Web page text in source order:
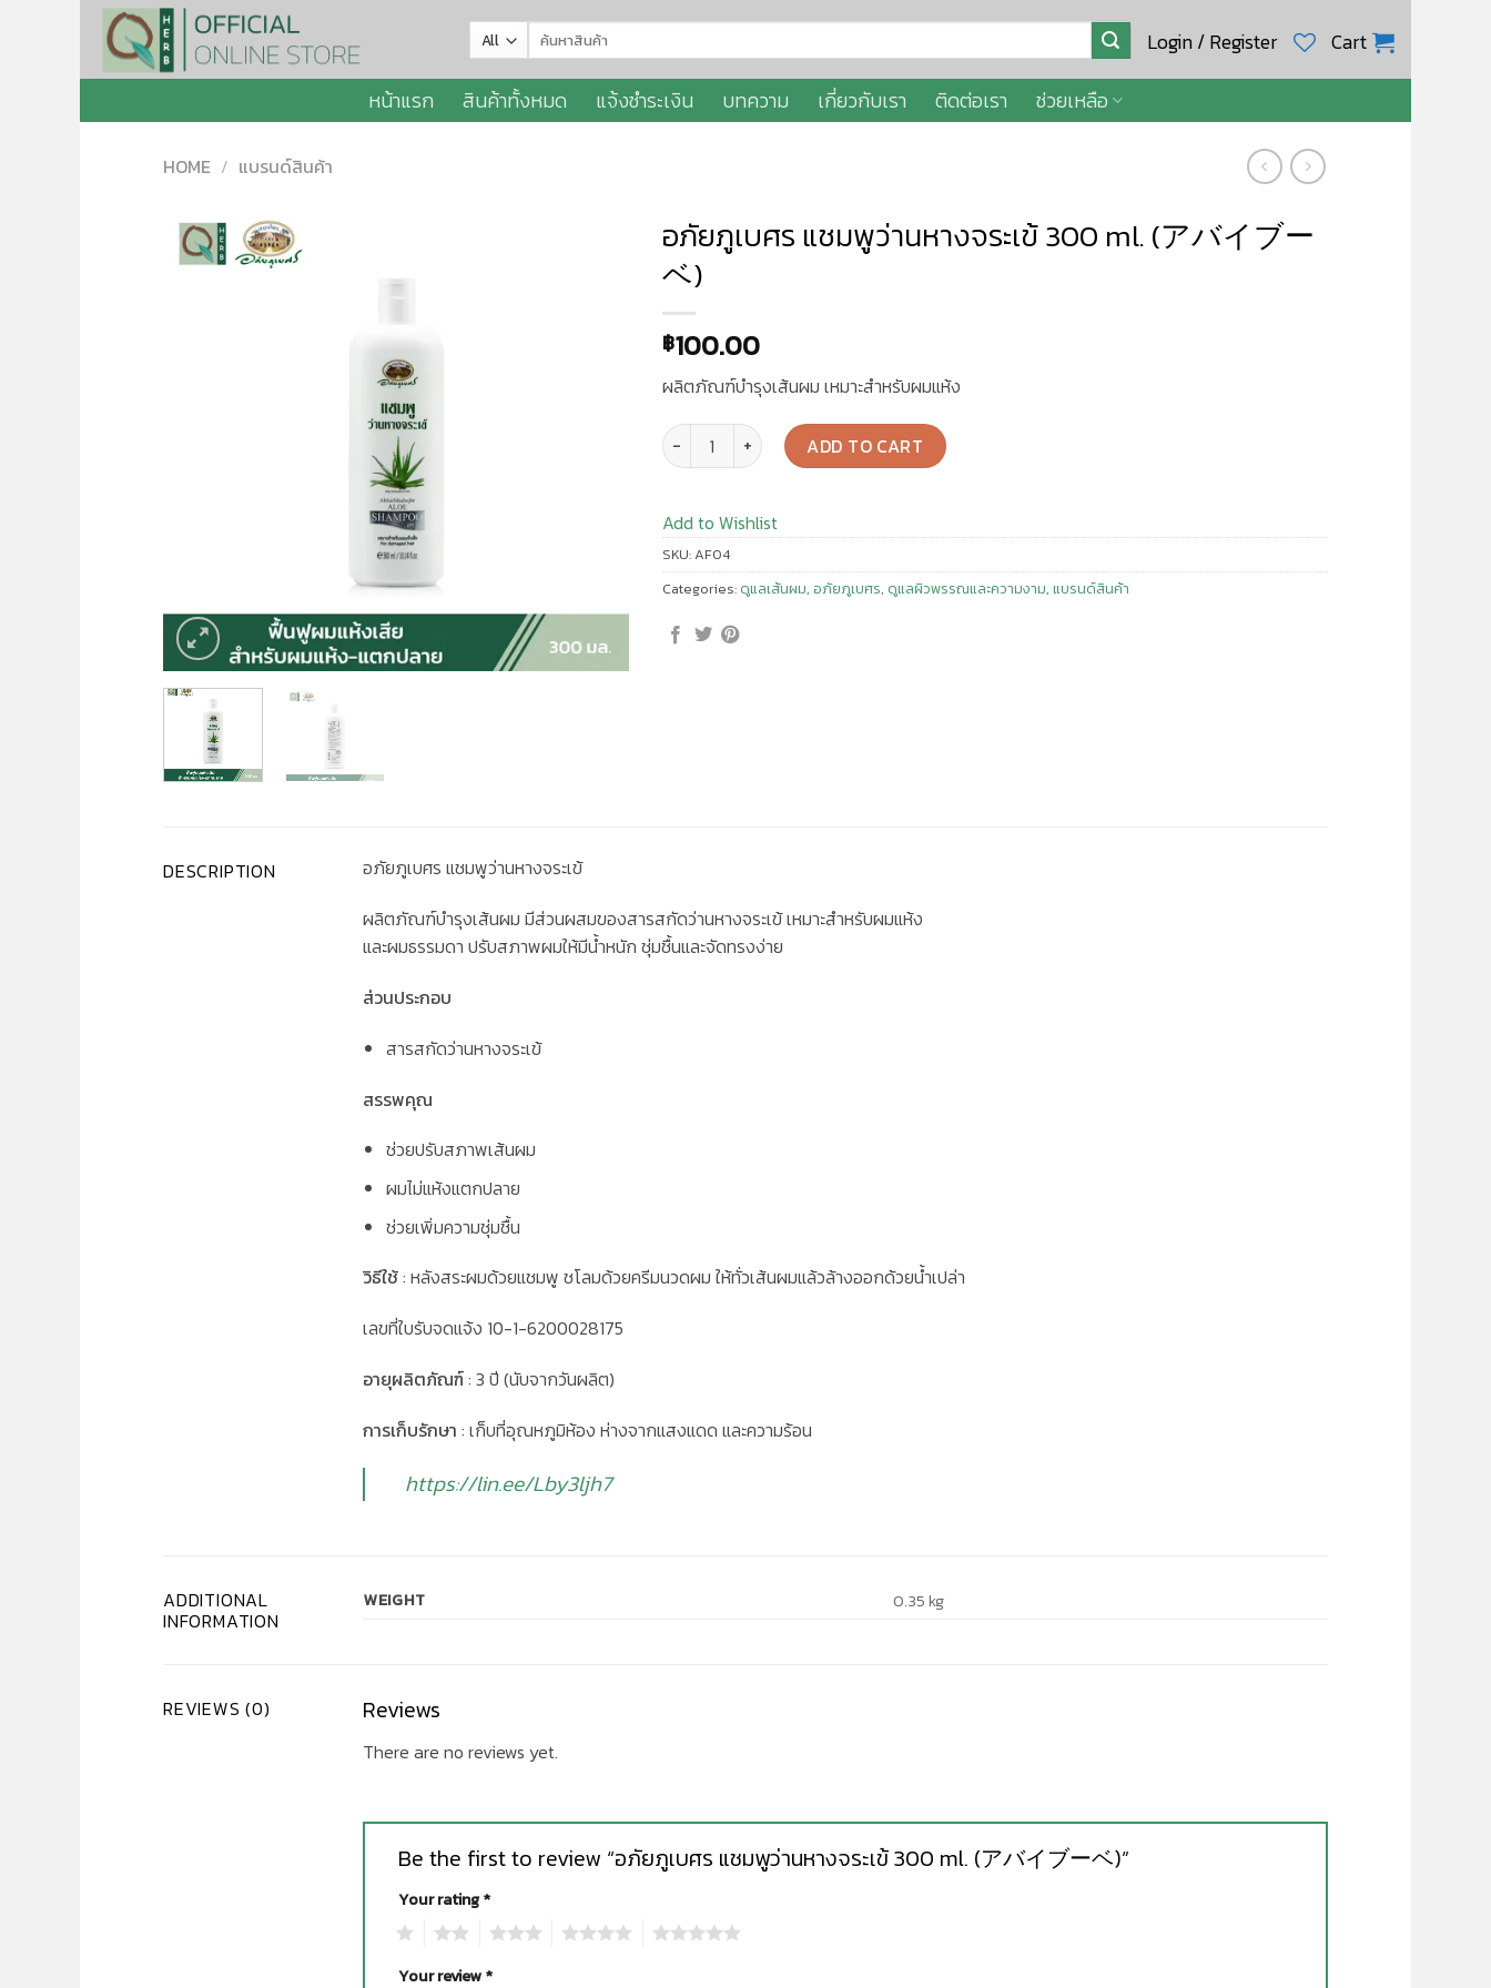
Skip
content
Search
for:
Login / Register Cart
หน้าแรก สินค้าทั้งหมด แจ้งชำระเงิน บทความ เกี่ยวกับเรา ติดต่อเรา ช่วยเหลือ
HOME / แบรนด์สินค้า
อภัยภูเบศร แชมพูว่านหางจระเข้ 300 ml. (アバイブー
ベ)
฿100.00
ผลิตภัณฑ์บำรุงเส้นผม เหมาะสำหรับผมแห้ง
อภัยภูเบศร แชมพูว่านหางจระเข้ 300 ml. (アバイブーベ) quantity
ADD TO CART
Add to Wishlist
SKU:AF04
Categories: ดูแลเส้นผม, อภัยภูเบศร, ดูแลผิวพรรณและความงาม, แบรนด์สินค้า
DESCRIPTION
อภัยภูเบศร แชมพูว่านหางจระเข้
ผลิตภัณฑ์บำรุงเส้นผม มีส่วนผสมของสารสกัดว่านหางจระเข้ เหมาะสำหรับผมแห้ง
และผมธรรมดา ปรับสภาพผมให้มีน้ำหนัก ชุ่มชื้นและจัดทรงง่าย
ส่วนประกอบ
สารสกัดว่านหางจระเข้
สรรพคุณ
ช่วยปรับสภาพเส้นผม
ผมไม่แห้งแตกปลาย
ช่วยเพิ่มความชุ่มชื้น
วิธีใช้: หลังสระผมด้วยแชมพู ชโลมด้วยครีมนวดผม ให้ทั่วเส้นผมแล้วล้างออกด้วยน้ำเปล่า
เลขที่ใบรับจดแจ้ง 10-1-6200028175
อายุผลิตภัณฑ์: 3 ปี (นับจากวันผลิต)
การเก็บรักษา : เก็บที่อุณหภูมิห้อง ห่างจากแสงแดด และความร้อน
https://lin.ee/Lby3ljh7
ADDITIONAL
INFORMATION
WEIGHT 0.35 kg
REVIEWS (0) Reviews
There are no reviews yet.
Be the first to review “อภัยภูเบศร แชมพูว่านหางจระเข้ 300 ml. (アバイブーベ)”
Your rating*
Your review*